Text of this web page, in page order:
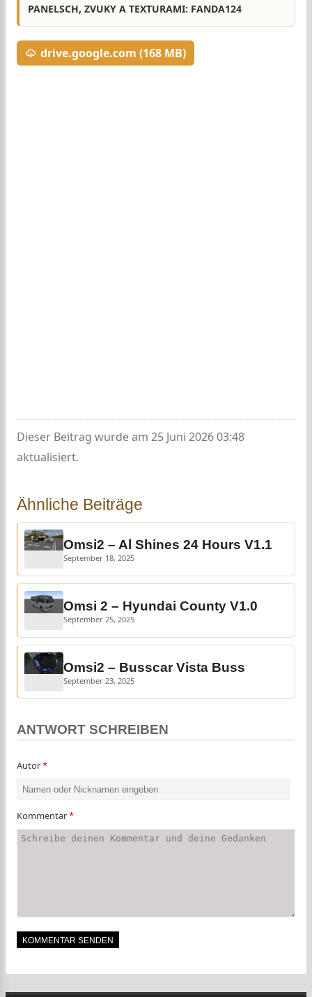
PANELSCH, ZVUKY A TEXTURAMI: FANDA124
drive.google.com (168 MB)
Dieser Beitrag wurde am 25 Juni 2026 03:48
aktualisiert.
Ähnliche Beiträge
Omsi2 – Al Shines 24 Hours V1.1
September 18, 2025
Omsi 2 – Hyundai County V1.0
September 25, 2025
Omsi2 – Busscar Vista Buss
September 23, 2025
ANTWORT SCHREIBEN
Autor*
Kommentar*